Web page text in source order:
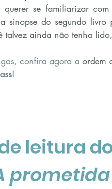
se familiarizar
sinopse do segundo livro
talvez ainda não tenha
confira agora a ordem
!
leitura
prometida